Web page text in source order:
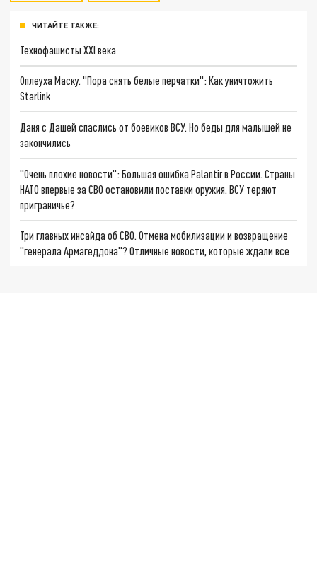
ЧИТАЙТЕ ТАКЖЕ:
Технофашисты XXI века
Оплеуха Маску. "Пора снять белые перчатки": Как уничтожить
Starlink
Даня с Дашей спаслись от боевиков ВСУ. Но беды для малышей не
закончились
"Очень плохие новости": Большая ошибка Palantir в России. Страны
НАТО впервые за СВО остановили поставки оружия. ВСУ теряют
приграничье?
Три главных инсайда об СВО. Отмена мобилизации и возвращение
"генерала Армагеддона"? Отличные новости, которые ждали все